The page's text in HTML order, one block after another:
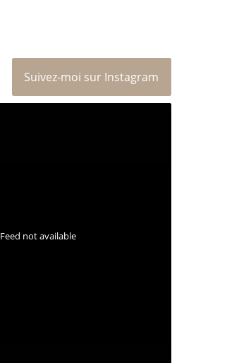
Suivez-moi sur Instagram
Feed not available